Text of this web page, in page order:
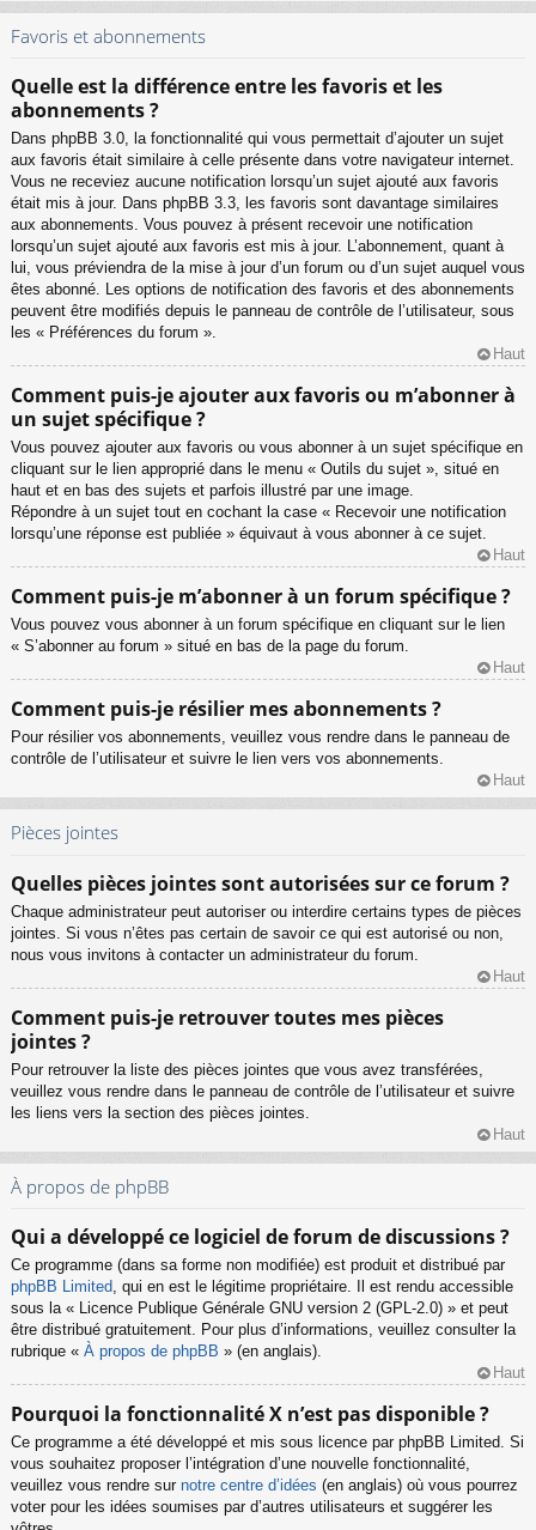
Favoris et abonnements
Quelle est la différence entre les favoris et les
abonnements ?
Dans phpBB 3.0, la fonctionnalité qui vous permettait d’ajouter un sujet
aux favoris était similaire à celle présente dans votre navigateur internet.
Vous ne receviez aucune notification lorsqu’un sujet ajouté aux favoris
était mis à jour. Dans phpBB 3.3, les favoris sont davantage similaires
aux abonnements. Vous pouvez à présent recevoir une notification
lorsqu’un sujet ajouté aux favoris est mis à jour. L’abonnement, quant à
lui, vous préviendra de la mise à jour d’un forum ou d’un sujet auquel vous
êtes abonné. Les options de notification des favoris et des abonnements
peuvent être modifiés depuis le panneau de contrôle de l’utilisateur, sous
les « Préférences du forum ».
Haut
Comment puis-je ajouter aux favoris ou m’abonner à
un sujet spécifique ?
Vous pouvez ajouter aux favoris ou vous abonner à un sujet spécifique en
cliquant sur le lien approprié dans le menu « Outils du sujet », situé en
haut et en bas des sujets et parfois illustré par une image.
Répondre à un sujet tout en cochant la case « Recevoir une notification
lorsqu’une réponse est publiée » équivaut à vous abonner à ce sujet.
Haut
Comment puis-je m’abonner à un forum spécifique ?
Vous pouvez vous abonner à un forum spécifique en cliquant sur le lien
« S’abonner au forum » situé en bas de la page du forum.
Haut
Comment puis-je résilier mes abonnements ?
Pour résilier vos abonnements, veuillez vous rendre dans le panneau de
contrôle de l’utilisateur et suivre le lien vers vos abonnements.
Haut
Pièces jointes
Quelles pièces jointes sont autorisées sur ce forum ?
Chaque administrateur peut autoriser ou interdire certains types de pièces
jointes. Si vous n’êtes pas certain de savoir ce qui est autorisé ou non,
nous vous invitons à contacter un administrateur du forum.
Haut
Comment puis-je retrouver toutes mes pièces
jointes ?
Pour retrouver la liste des pièces jointes que vous avez transférées,
veuillez vous rendre dans le panneau de contrôle de l’utilisateur et suivre
les liens vers la section des pièces jointes.
Haut
À propos de phpBB
Qui a développé ce logiciel de forum de discussions ?
Ce programme (dans sa forme non modifiée) est produit et distribué par
phpBB Limited, qui en est le légitime propriétaire. Il est rendu accessible
sous la « Licence Publique Générale GNU version 2 (GPL-2.0) » et peut
être distribué gratuitement. Pour plus d’informations, veuillez consulter la
rubrique « À propos de phpBB » (en anglais).
Haut
Pourquoi la fonctionnalité X n’est pas disponible ?
Ce programme a été développé et mis sous licence par phpBB Limited. Si
vous souhaitez proposer l’intégration d’une nouvelle fonctionnalité,
veuillez vous rendre sur notre centre d’idées (en anglais) où vous pourrez
voter pour les idées soumises par d’autres utilisateurs et suggérer les